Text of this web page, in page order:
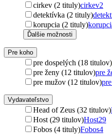
cirkev (2 tituly)cirkev2
detektívka (2 tituly)
korupcia (2 tituly)
Ďalšie možnosti
Pre koho
pre dospelých (18 titulov)
pre ženy (12 titulov)pre
pre mužov (12 titulov)
Vydavateľstvo
Head of Zeus (32 titulov)
Host (29 titulov)Host29
Fobos (4 tituly)Fobos4